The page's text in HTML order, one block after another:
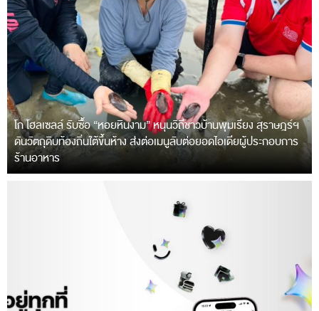
โก โฮลเซลล์ รับซื้อ “หอยหินงาม” หนุนวิถีชาวบ้านพุมเรียง สุราษฎร์ฯ
ดันวัตถุดิบท้องถิ่นใต้ขึ้นห้าง ส่งต่อเมนูลับต่อยอดไอเดียผู้ประกอบการ
ร้านอาหาร